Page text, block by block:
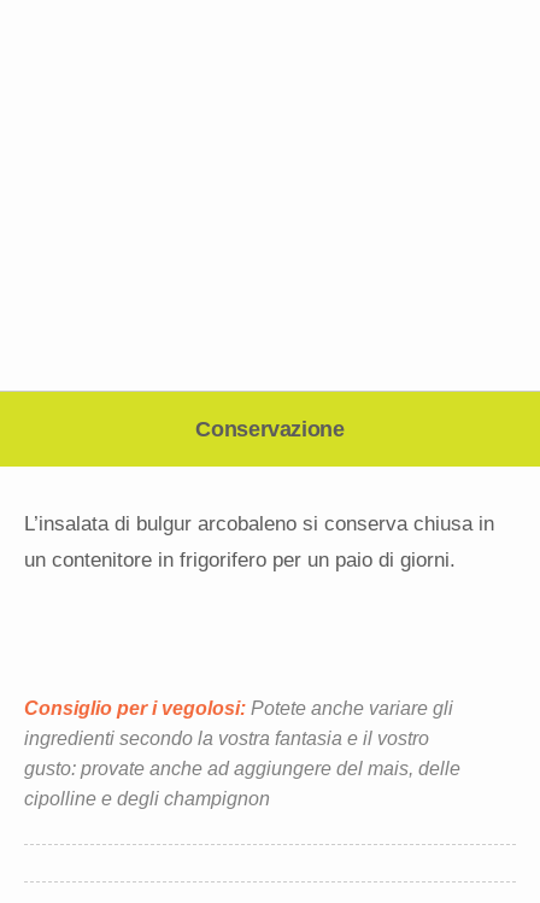
Conservazione
L’insalata di bulgur arcobaleno si conserva chiusa in
un contenitore in frigorifero per un paio di giorni.
Consiglio per i vegolosi: Potete anche variare gli
ingredienti secondo la vostra fantasia e il vostro
gusto: provate anche ad aggiungere del mais, delle
cipolline e degli champignon